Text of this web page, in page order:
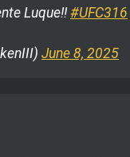
Luque!!#UFC316
June 8, 2025